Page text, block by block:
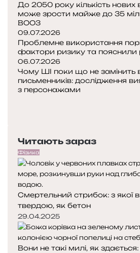
До 2050 року кількість нових
може зрости майже до 35
ВООЗ
09.07.2026
Проблемне використання
фактори ризику та пояснили
06.07.2026
Чому ШІ поки що не замінить
письменників: дослідження
з персонажами
Читають зараз
Фізика
Смертельний стрибок: з якої
твердою, як бетон
29.04.2025
Вони не такі милі, як